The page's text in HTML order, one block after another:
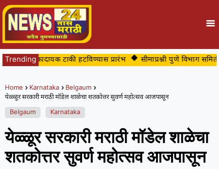
Trending
धोकादायक टाकी हटविण्यास प्रारंभ सीमाप्रश्नी पुणे विभाग
Home Karnataka
Belgaum
येळ्ळूर सरकारी मराठी मॉडेल शाळेचा शतकोत्तर सुवर्ण महोत्सव आजपासून
Belgaum
Karnataka
येळ्ळूर सरकारी मराठी मॉडेल शाळेचा
शतकोत्तर सुवर्ण महोत्सव आजपासून